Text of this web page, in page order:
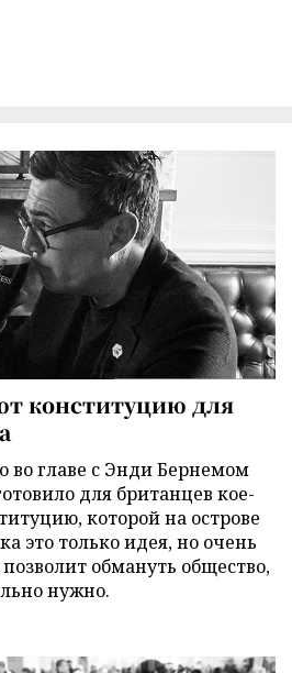
конституцию для
во главе с Энди Бернемом
для британцев кое-
которой на острове
это только идея, но очень
обмануть общество,
нужно.